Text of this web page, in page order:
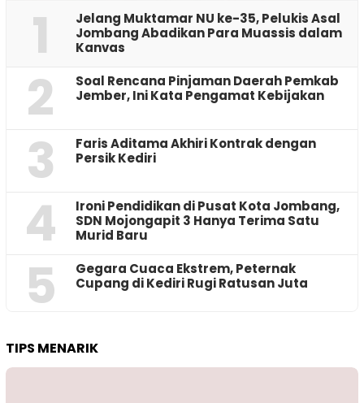
1
Jelang Muktamar NU ke-35, Pelukis Asal
Jombang Abadikan Para Muassis dalam
Kanvas
2
‎Soal Rencana Pinjaman Daerah Pemkab
Jember, Ini Kata Pengamat Kebijakan ‎
3
Faris Aditama Akhiri Kontrak dengan
Persik Kediri
4
Ironi Pendidikan di Pusat Kota Jombang,
SDN Mojongapit 3 Hanya Terima Satu
Murid Baru
5
‎Gegara Cuaca Ekstrem, Peternak
Cupang di Kediri Rugi Ratusan Juta
TIPS MENARIK